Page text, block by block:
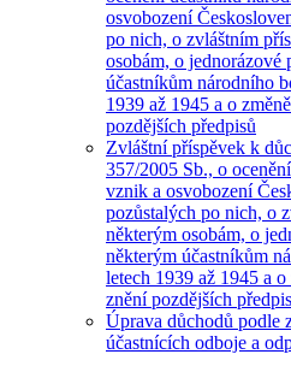
osvobození
po nich, o zvláštním
osobám, o jednorázové
účastníkům národního
1939 až 1945 a o
pozdějších předpisů
Zvláštní příspěvek k
357/2005 Sb., o
vznik a osvobození
pozůstalých po nich, o
některým osobám, o
některým účastníkům
letech 1939 až 1945 a
znění pozdějších
Úprava důchodů podle
účastnících odboje a